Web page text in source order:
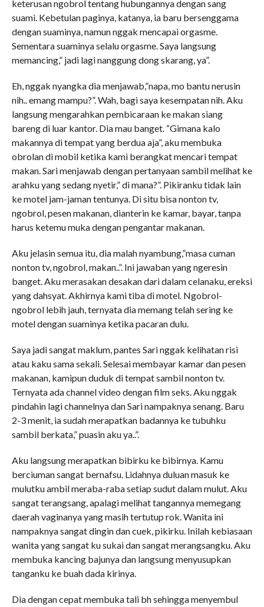
keterusan ngobrol tentang hubungannya dengan sang
suami. Kebetulan paginya, katanya, ia baru bersenggama
dengan suaminya, namun nggak mencapai orgasme.
Sementara suaminya selalu orgasme. Saya langsung
memancing,” jadi lagi nanggung dong skarang, ya”.
Eh, nggak nyangka dia menjawab,”napa, mo bantu nerusin
nih.. emang mampu?”. Wah, bagi saya kesempatan nih. Aku
langsung mengarahkan pembicaraan ke makan siang
bareng di luar kantor. Dia mau banget. “Gimana kalo
makannya di tempat yang berdua aja”, aku membuka
obrolan di mobil ketika kami berangkat mencari tempat
makan. Sari menjawab dengan pertanyaan sambil melihat ke
arahku yang sedang nyetir,” di mana?”. Pikiranku tidak lain
ke motel jam-jaman tentunya. Di situ bisa nonton tv,
ngobrol, pesen makanan, dianterin ke kamar, bayar, tanpa
harus ketemu muka dengan pengantar makanan.
Aku jelasin semua itu, dia malah nyambung,”masa cuman
nonton tv, ngobrol, makan..”. Ini jawaban yang ngeresin
banget. Aku merasakan desakan dari dalam celanaku, ereksi
yang dahsyat. Akhirnya kami tiba di motel. Ngobrol-
ngobrol lebih jauh, ternyata dia memang telah sering ke
motel dengan suaminya ketika pacaran dulu.
Saya jadi sangat maklum, pantes Sari nggak kelihatan risi
atau kaku sama sekali. Selesai membayar kamar dan pesen
makanan, kamipun duduk di tempat sambil nonton tv.
Ternyata ada channel video dengan film seks. Aku nggak
pindahin lagi channelnya dan Sari nampaknya senang. Baru
2-3 menit, ia sudah merapatkan badannya ke tubuhku
sambil berkata,” puasin aku ya..”.
Aku langsung merapatkan bibirku ke bibirnya. Kamu
berciuman sangat bernafsu. Lidahnya duluan masuk ke
mulutku ambil meraba-raba setiap sudut dalam mulut. Aku
sangat terangsang, apalagi melihat tangannya memegang
daerah vaginanya yang masih tertutup rok. Wanita ini
nampaknya sangat dingin dan cuek, pikirku. Inilah kebiasaan
wanita yang sangat ku sukai dan sangat merangsangku. Aku
membuka kancing bajunya dan langsung menyusupkan
tanganku ke buah dada kirinya.
Dia dengan cepat membuka tali bh sehingga menyembul